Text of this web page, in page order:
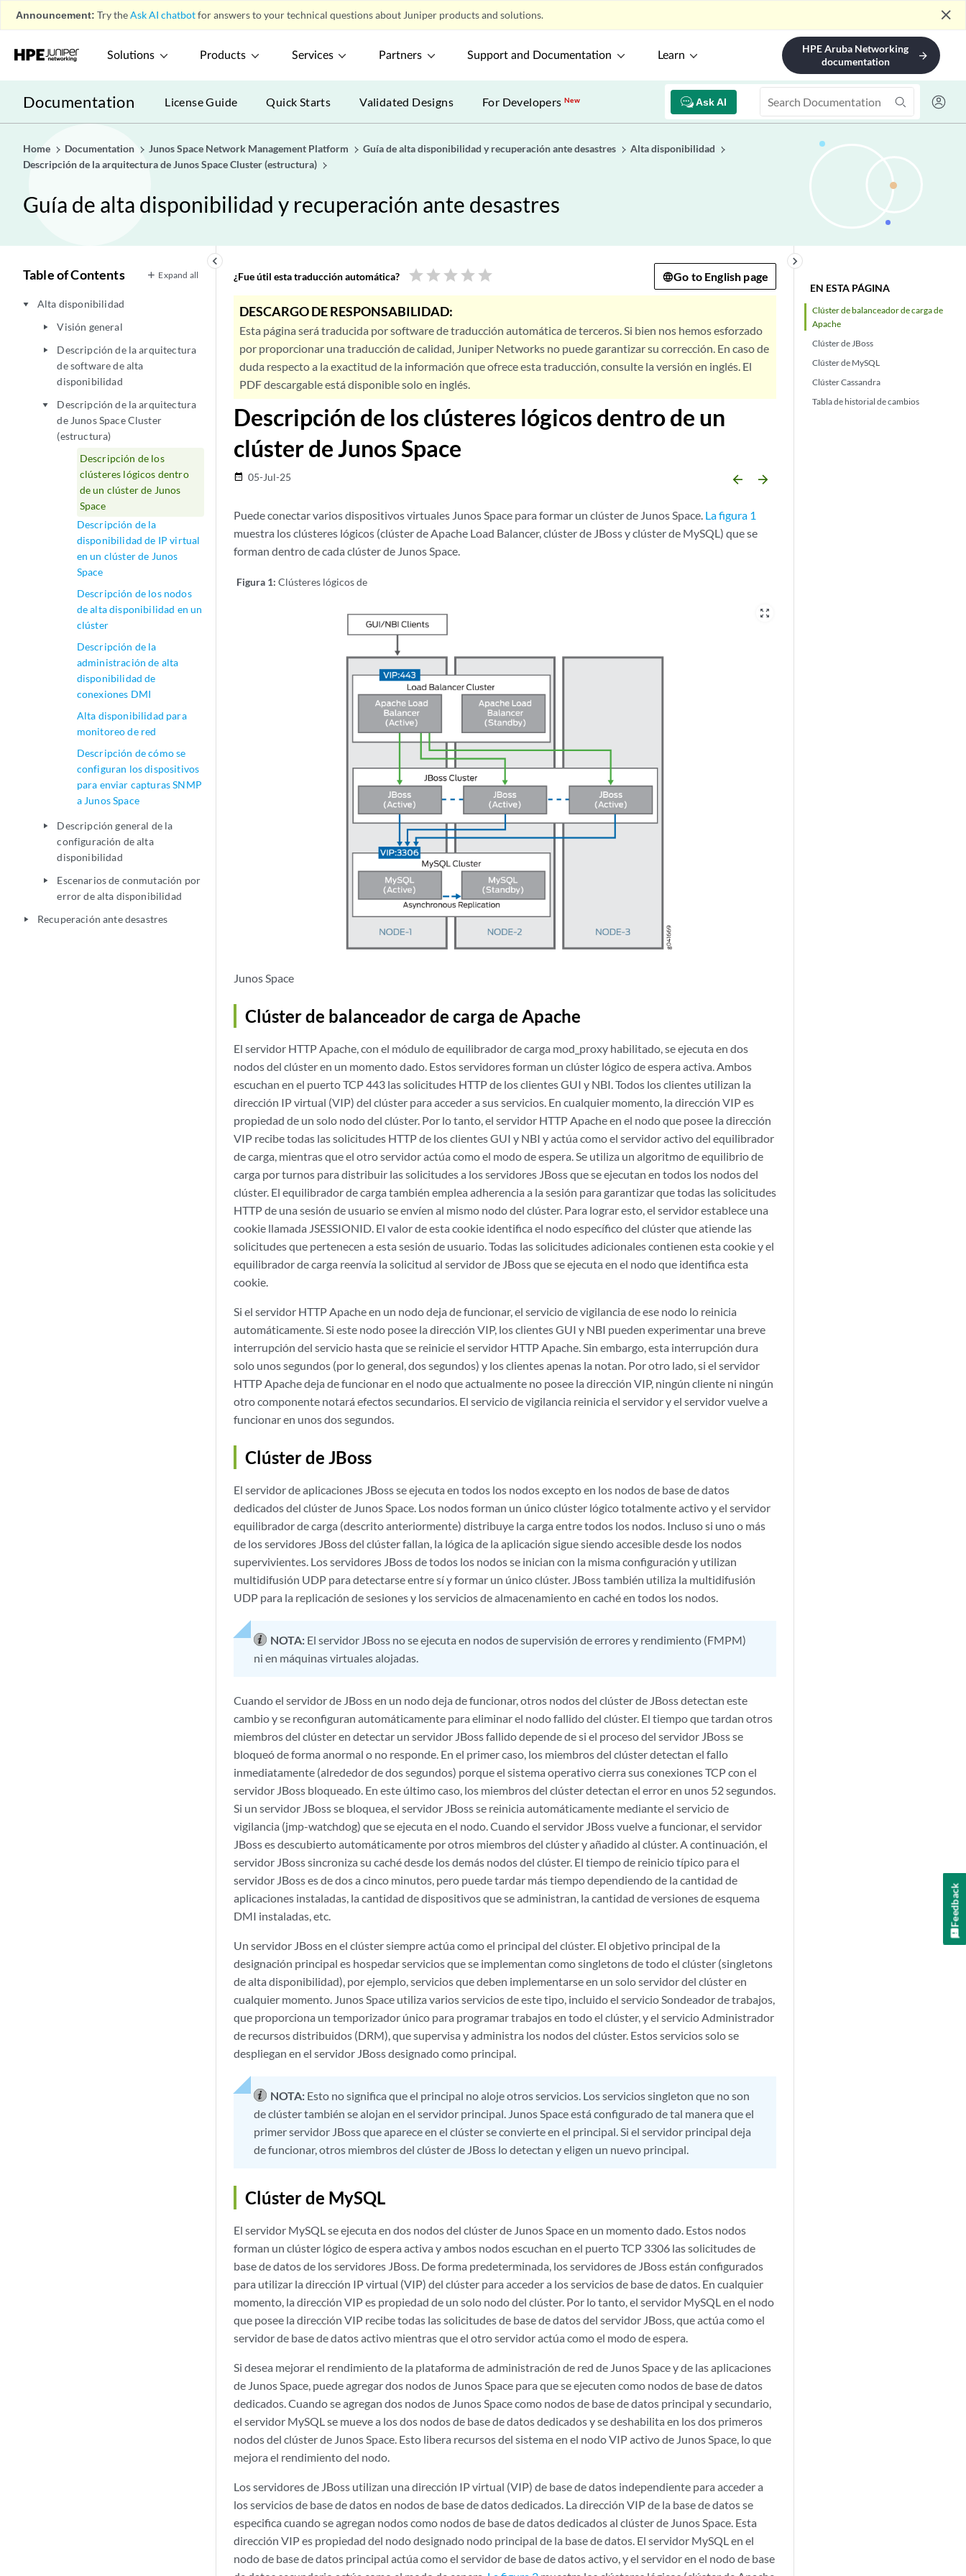
Announcement: Try theAsk AI chatbotfor answers to your technical questions about Juniper products and solutions. close
Solutions Products Services Partners Support and Documentation Learn
HPE Aruba Networking
documentation
arrow_forward
Documentation Ask AI
License Guide Quick Starts Validated Designs For DevelopersNew
Home Documentation Junos Space Network Management Platform Guía de alta disponibilidad y recuperación ante desastres
Alta disponibilidad
Descripción de la arquitectura de Junos Space Cluster (estructura)
Guía de alta disponibilidad y recuperación ante desastres
keyboard_arrow_left
Table of Contents Expand all
play_arrow Alta disponibilidad
play_arrow Visión general
play_arrow
Descripción de la arquitectura
de software de alta
disponibilidad
play_arrow
Descripción de la arquitectura
de Junos Space Cluster
(estructura)
Descripción de los
clústeres lógicos dentro
de un clúster de Junos
Space
Descripción de la
disponibilidad de IP virtual
en un clúster de Junos
Space
Descripción de los nodos
de alta disponibilidad en un
clúster
Descripción de la
administración de alta
disponibilidad de
conexiones DMI
Alta disponibilidad para
monitoreo de red
Descripción de cómo se
configuran los dispositivos
para enviar capturas SNMP
a Junos Space
play_arrow
Descripción general de la
configuración de alta
disponibilidad
play_arrow
Escenarios de conmutación por
error de alta disponibilidad
play_arrow Recuperación ante desastres
EN ESTA PÁGINA
Clúster de balanceador de carga de
Apache
Clúster de JBoss
Clúster de MySQL
Clúster Cassandra
Tabla de historial de cambios
keyboard_arrow_right
¿Fue útil esta traducción automática? star star star star star Go to English page
DESCARGO DE RESPONSABILIDAD:
Esta página será traducida por software de traducción automática de terceros. Si bien nos hemos esforzado
por proporcionar una traducción de calidad, Juniper Networks no puede garantizar su corrección. En caso de
duda respecto a la exactitud de la información que ofrece esta traducción, consulte la versión en inglés. El
PDF descargable está disponible solo en inglés.
Descripción de los clústeres lógicos dentro de un
clúster de Junos Space
date_range 05-Jul-25 arrow_backward arrow_forward
Puede conectar varios dispositivos virtuales Junos Space para formar un clúster de Junos Space. La figura 1
muestra los clústeres lógicos (clúster de Apache Load Balancer, clúster de JBoss y clúster de MySQL) que se
forman dentro de cada clúster de Junos Space.
Figura 1: Clústeres lógicos de
zoom_out_map
Junos Space
Clúster de balanceador de carga de Apache
El servidor HTTP Apache, con el módulo de equilibrador de carga mod_proxy habilitado, se ejecuta en dos
nodos del clúster en un momento dado. Estos servidores forman un clúster lógico de espera activa. Ambos
escuchan en el puerto TCP 443 las solicitudes HTTP de los clientes GUI y NBI. Todos los clientes utilizan la
dirección IP virtual (VIP) del clúster para acceder a sus servicios. En cualquier momento, la dirección VIP es
propiedad de un solo nodo del clúster. Por lo tanto, el servidor HTTP Apache en el nodo que posee la dirección
VIP recibe todas las solicitudes HTTP de los clientes GUI y NBI y actúa como el servidor activo del equilibrador
de carga, mientras que el otro servidor actúa como el modo de espera. Se utiliza un algoritmo de equilibrio de
carga por turnos para distribuir las solicitudes a los servidores JBoss que se ejecutan en todos los nodos del
clúster. El equilibrador de carga también emplea adherencia a la sesión para garantizar que todas las solicitudes
HTTP de una sesión de usuario se envíen al mismo nodo del clúster. Para lograr esto, el servidor establece una
cookie llamada JSESSIONID. El valor de esta cookie identifica el nodo específico del clúster que atiende las
solicitudes que pertenecen a esta sesión de usuario. Todas las solicitudes adicionales contienen esta cookie y el
equilibrador de carga reenvía la solicitud al servidor de JBoss que se ejecuta en el nodo que identifica esta
cookie.
Si el servidor HTTP Apache en un nodo deja de funcionar, el servicio de vigilancia de ese nodo lo reinicia
automáticamente. Si este nodo posee la dirección VIP, los clientes GUI y NBI pueden experimentar una breve
interrupción del servicio hasta que se reinicie el servidor HTTP Apache. Sin embargo, esta interrupción dura
solo unos segundos (por lo general, dos segundos) y los clientes apenas la notan. Por otro lado, si el servidor
HTTP Apache deja de funcionar en el nodo que actualmente no posee la dirección VIP, ningún cliente ni ningún
otro componente notará efectos secundarios. El servicio de vigilancia reinicia el servidor y el servidor vuelve a
funcionar en unos dos segundos.
Clúster de JBoss
El servidor de aplicaciones JBoss se ejecuta en todos los nodos excepto en los nodos de base de datos
dedicados del clúster de Junos Space. Los nodos forman un único clúster lógico totalmente activo y el servidor
equilibrador de carga (descrito anteriormente) distribuye la carga entre todos los nodos. Incluso si uno o más
de los servidores JBoss del clúster fallan, la lógica de la aplicación sigue siendo accesible desde los nodos
supervivientes. Los servidores JBoss de todos los nodos se inician con la misma configuración y utilizan
multidifusión UDP para detectarse entre sí y formar un único clúster. JBoss también utiliza la multidifusión
UDP para la replicación de sesiones y los servicios de almacenamiento en caché en todos los nodos.
NOTA: El servidor JBoss no se ejecuta en nodos de supervisión de errores y rendimiento (FMPM)
ni en máquinas virtuales alojadas.
Cuando el servidor de JBoss en un nodo deja de funcionar, otros nodos del clúster de JBoss detectan este
cambio y se reconfiguran automáticamente para eliminar el nodo fallido del clúster. El tiempo que tardan otros
miembros del clúster en detectar un servidor JBoss fallido depende de si el proceso del servidor JBoss se
bloqueó de forma anormal o no responde. En el primer caso, los miembros del clúster detectan el fallo
inmediatamente (alrededor de dos segundos) porque el sistema operativo cierra sus conexiones TCP con el
servidor JBoss bloqueado. En este último caso, los miembros del clúster detectan el error en unos 52 segundos.
Si un servidor JBoss se bloquea, el servidor JBoss se reinicia automáticamente mediante el servicio de
vigilancia (jmp-watchdog) que se ejecuta en el nodo. Cuando el servidor JBoss vuelve a funcionar, el servidor
JBoss es descubierto automáticamente por otros miembros del clúster y añadido al clúster. A continuación, el
servidor JBoss sincroniza su caché desde los demás nodos del clúster. El tiempo de reinicio típico para el
servidor JBoss es de dos a cinco minutos, pero puede tardar más tiempo dependiendo de la cantidad de
aplicaciones instaladas, la cantidad de dispositivos que se administran, la cantidad de versiones de esquema
DMI instaladas, etc.
Un servidor JBoss en el clúster siempre actúa como el principal del clúster. El objetivo principal de la
designación principal es hospedar servicios que se implementan como singletons de todo el clúster (singletons
de alta disponibilidad), por ejemplo, servicios que deben implementarse en un solo servidor del clúster en
cualquier momento. Junos Space utiliza varios servicios de este tipo, incluido el servicio Sondeador de trabajos,
que proporciona un temporizador único para programar trabajos en todo el clúster, y el servicio Administrador
de recursos distribuidos (DRM), que supervisa y administra los nodos del clúster. Estos servicios solo se
despliegan en el servidor JBoss designado como principal.
NOTA: Esto no significa que el principal no aloje otros servicios. Los servicios singleton que no son
de clúster también se alojan en el servidor principal. Junos Space está configurado de tal manera que el
primer servidor JBoss que aparece en el clúster se convierte en el principal. Si el servidor principal deja
de funcionar, otros miembros del clúster de JBoss lo detectan y eligen un nuevo principal.
Clúster de MySQL
El servidor MySQL se ejecuta en dos nodos del clúster de Junos Space en un momento dado. Estos nodos
forman un clúster lógico de espera activa y ambos nodos escuchan en el puerto TCP 3306 las solicitudes de
base de datos de los servidores JBoss. De forma predeterminada, los servidores de JBoss están configurados
para utilizar la dirección IP virtual (VIP) del clúster para acceder a los servicios de base de datos. En cualquier
momento, la dirección VIP es propiedad de un solo nodo del clúster. Por lo tanto, el servidor MySQL en el nodo
que posee la dirección VIP recibe todas las solicitudes de base de datos del servidor JBoss, que actúa como el
servidor de base de datos activo mientras que el otro servidor actúa como el modo de espera.
Si desea mejorar el rendimiento de la plataforma de administración de red de Junos Space y de las aplicaciones
de Junos Space, puede agregar dos nodos de Junos Space para que se ejecuten como nodos de base de datos
dedicados. Cuando se agregan dos nodos de Junos Space como nodos de base de datos principal y secundario,
el servidor MySQL se mueve a los dos nodos de base de datos dedicados y se deshabilita en los dos primeros
nodos del clúster de Junos Space. Esto libera recursos del sistema en el nodo VIP activo de Junos Space, lo que
mejora el rendimiento del nodo.
Los servidores de JBoss utilizan una dirección IP virtual (VIP) de base de datos independiente para acceder a
los servicios de base de datos en nodos de base de datos dedicados. La dirección VIP de la base de datos se
especifica cuando se agregan nodos como nodos de base de datos dedicados al clúster de Junos Space. Esta
dirección VIP es propiedad del nodo designado nodo principal de la base de datos. El servidor MySQL en el
nodo de base de datos principal actúa como el servidor de base de datos activo, y el servidor en el nodo de base
Feedback